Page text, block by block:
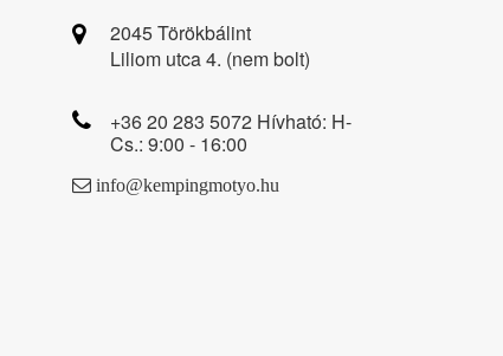
2045 Törökbálint
Liliom utca 4. (nem bolt)
+36 20 283 5072 Hívható: H-
Cs.: 9:00 - 16:00
info@kempingmotyo.hu